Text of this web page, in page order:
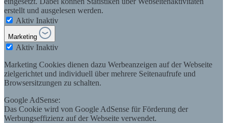
erstellt und ausgelesen werden.
Aktiv Inaktiv
Marketing
Aktiv Inaktiv
Marketing Cookies dienen dazu Werbeanzeigen auf der Webseite
zielgerichtet und individuell über mehrere Seitenaufrufe und
Browsersitzungen zu schalten.
Google AdSense:
Das Cookie wird von Google AdSense für Förderung der
Werbungseffizienz auf der Webseite verwendet.